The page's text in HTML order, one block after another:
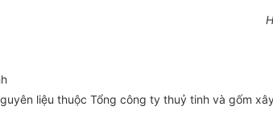
liệu thuộc Tổng công ty thuỷ tinh và gốm